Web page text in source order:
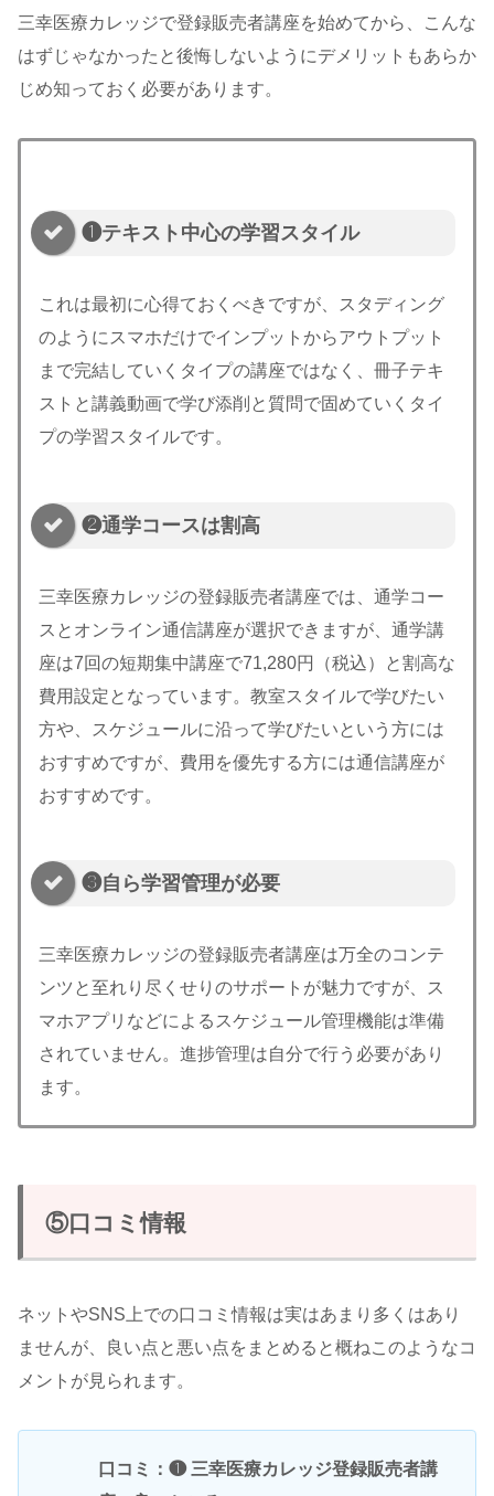
三幸医療カレッジで登録販売者講座を始めてから、こんな
はずじゃなかったと後悔しないようにデメリットもあらか
じめ知っておく必要があります。
❶テキスト中心の学習スタイル
これは最初に心得ておくべきですが、スタディング
のようにスマホだけでインプットからアウトプット
まで完結していくタイプの講座ではなく、冊子テキ
ストと講義動画で学び添削と質問で固めていくタイ
プの学習スタイルです。
❷通学コースは割高
三幸医療カレッジの登録販売者講座では、通学コー
スとオンライン通信講座が選択できますが、通学講
座は7回の短期集中講座で71,280円（税込）と割高な
費用設定となっています。教室スタイルで学びたい
方や、スケジュールに沿って学びたいという方には
おすすめですが、費用を優先する方には通信講座が
おすすめです。
❸自ら学習管理が必要
三幸医療カレッジの登録販売者講座は万全のコンテ
ンツと至れり尽くせりのサポートが魅力ですが、ス
マホアプリなどによるスケジュール管理機能は準備
されていません。進捗管理は自分で行う必要があり
ます。
⑤口コミ情報
ネットやSNS上での口コミ情報は実はあまり多くはあり
ませんが、良い点と悪い点をまとめると概ねこのようなコ
メントが見られます。
口コミ：❶ 三幸医療カレッジ登録販売者講